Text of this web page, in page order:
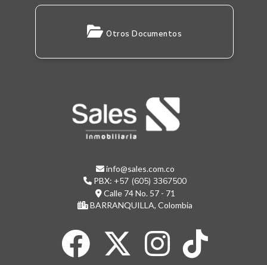
Otros Documentos
info@sales.com.co
PBX: +57 (605) 3367500
Calle 74 No. 57 - 71
BARRANQUILLA, Colombia